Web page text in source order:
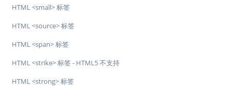
HTML <small> 标签
HTML <source> 标签
HTML <span> 标签
HTML <strike> 标签 - HTML5 不支持
HTML <strong> 标签